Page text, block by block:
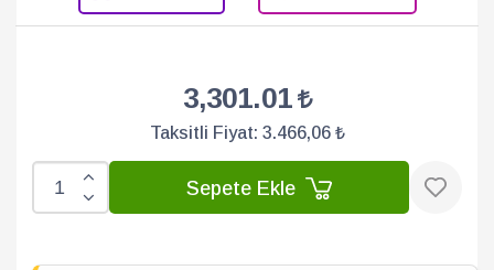
3,301.01
Taksitli Fiyat: 3.466,06 ₺
Sepete Ekle